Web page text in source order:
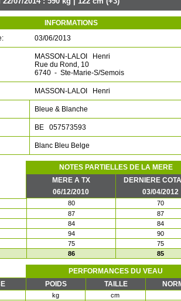
INFORMATIONS
03/06/2013
MASSON-LALOI Henri
Rue du Rond, 10
6740 - Ste-Marie-S/Semois
MASSON-LALOI Henri
Bleue & Blanche
BE 057573593
Blanc Bleu Belge
NOTES PARTIELLES DE LA MERE
MERE A TX
06/12/2010
DERNIERE
03/04/2012
80
70
87
87
84
84
94
90
75
75
86 85
PERFORMANCES DU VEAU
POIDS TAILLE
kg
cm